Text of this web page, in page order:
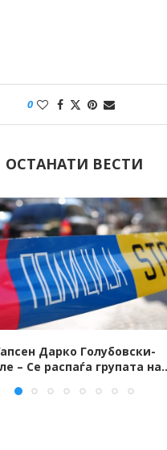
0
ОСТАНАТИ ВЕСТИ
лице убиено во вооружена
во Топанско...